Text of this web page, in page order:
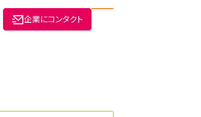
高専生コミュニティめもらす
本科5年生・専攻科2年生向け
企業にコンタクト